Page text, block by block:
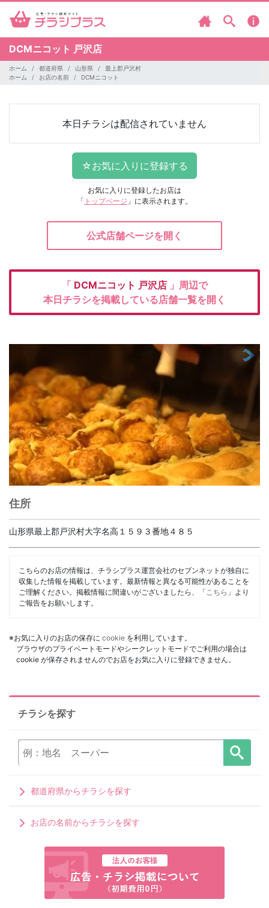
DCMニコット 戸沢店
ホーム 都道府県 山形県
最上郡戸沢村
ホーム
お店の名前 DCMニコット
本日チラシは配信されていません
お気に入りに登録したお店は
「 トップページ 」に表示されます。
公式店舗ページを開く
「 DCMニコット 戸沢店 」周辺で
本日チラシを掲載している店舗一覧を開く
住所
山形県最上郡戸沢村大字名高１５９３番地４８５
こちらのお店の情報は、チラシプラス運営会社のセブンネットが独自に
収集した情報を掲載しています。最新情報と異なる可能性があることを
ご理解ください。掲載情報に間違いがございましたら、「 こちら 」より
ご報告をお願いします。
※お気に入りのお店の保存に cookie を利用しています。
ブラウザのプライベートモードやシークレットモードでご利用の場合は
cookie が保存されませんのでお店をお気に入りに登録できません。
チラシを探す
都道府県からチラシを探す
お店の名前からチラシを探す